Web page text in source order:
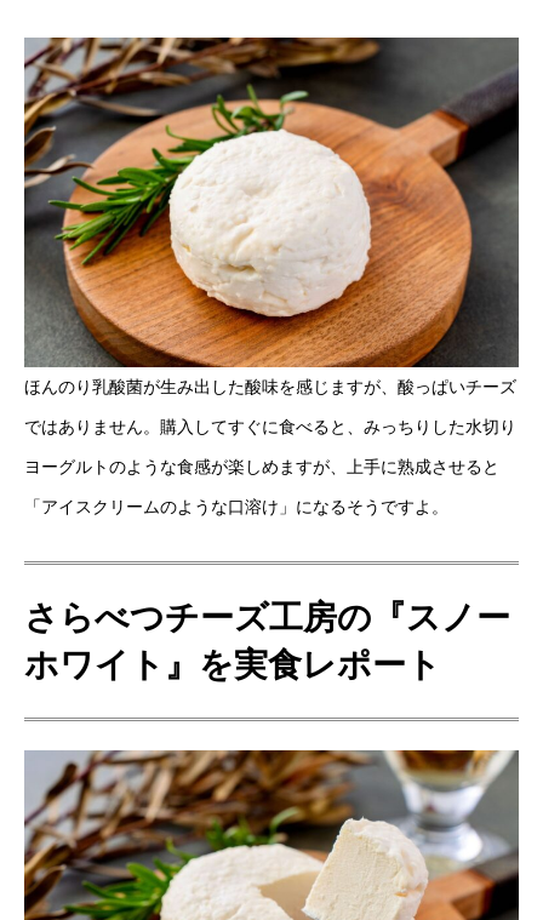
ほんのり乳酸菌が生み出した酸味を感じますが、酸っぱいチーズ
ではありません。購入してすぐに食べると、みっちりした水切り
ヨーグルトのような食感が楽しめますが、上手に熟成させると
「アイスクリームのような口溶け」になるそうですよ。
さらべつチーズ工房の『スノー
ホワイト』を実食レポート